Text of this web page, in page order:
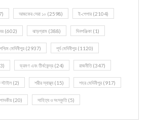
আজকের সেরা ১০ (2598) ই-পেপার (2104)
(602) ঝাড়গ্রাম (388) দিনপঞ্জিকা (1)
পশ্চিম মেদিনীপুর (2937) পূর্ব মেদিনীপুর (1120)
ভ্রমণ এবং তীর্থকেন্দ্র (24) রাজনীতি(347)
স্টাইল (2) শরীর স্বাস্থ্য (15) শহর মেদিনীপুর (917)
(20) সাহিত্য ও সংস্কৃতি(5)